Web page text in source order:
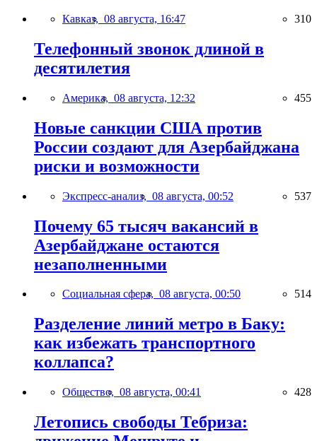
Кавказ, 08 августа, 16:47 310
Телефонный звонок длиной в
десятилетия
Америка, 08 августа, 12:32 455
Новые санкции США против
России создают для Азербайджана
риски и возможности
Экспресс-анализ, 08 августа, 00:52 537
Почему 65 тысяч вакансий в
Азербайджане остаются
незаполненными
Социальная сфера, 08 августа, 00:50 514
Разделение линий метро в Баку:
как избежать транспортного
коллапса?
Общество, 08 августа, 00:41 428
Летопись свободы Тебриза: